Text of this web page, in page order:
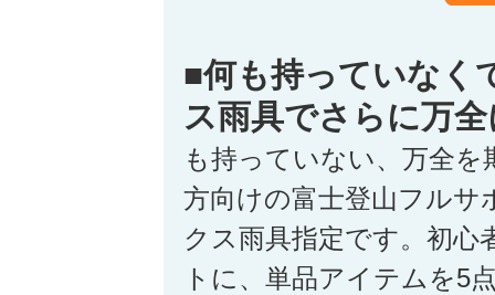
■何も持っていなく
ス雨具でさらに万全
も持っていない、万全
方向けの富士登山フル
クス雨具指定です。初
トに、単品アイテムを5